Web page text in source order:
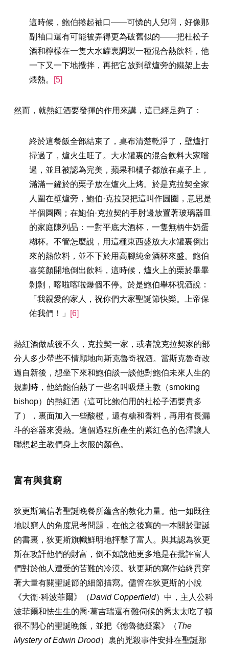
這時候，鮑伯捲起袖口——可憐的人兒啊，好像那
副袖口還有可能被弄得更為破舊似的——把杜松子
酒和檸檬在一隻大水罐裏調製一種混合熱飲料，他
一下又一下地攪拌，再把它放到壁爐旁的鐵架上去
煨熱。
[5]
然而，就熱紅酒要發揮的作用來講，這已經足夠了：
終於這餐飯全部結束了，桌布清楚乾淨了，壁爐打
掃過了，爐火生旺了。大水罐裏的混合飲料大家嚐
過，並且被認為完美，蘋果和橘子都放在桌子上，
滿滿一鏟於的栗子放在爐火上烤。於是克拉契全家
人圍在壁爐旁，鮑伯·克拉契把這叫作圓圈，意思是
半個圓圈；在鮑伯·克拉契的手肘邊放置著玻璃器皿
的家庭陳列品：一對平底大酒杯，一隻無柄牛奶蛋
糊杯。不管怎麼說，用這種東西盛放大水罐裏倒出
來的熱飲料，並不下於用高腳純金酒杯來盛。鮑伯
喜笑顏開地倒出飲料，這時候，爐火上的栗於畢畢
剝剝，喀啦喀啦爆個不停。於是鮑伯舉杯祝酒說：
「我親愛的家人，祝你們大家聖誕節快樂。上帝保
佑我們！」
[6]
熱紅酒做成後不久，克拉契一家，或者說克拉契家的部
分人多少帶些不情願地向斯克魯奇祝酒。當斯克魯奇改
過自新後，想坐下來和鮑伯談一談他對鮑伯未來人生的
規劃時，他給鮑伯熱了一些名叫吸煙主教（smoking
bishop）的熱紅酒（這可比鮑伯用的杜松子酒要貴多
了），裏面加入一些酸橙，還有糖和香料，再用有長漏
斗的容器來燙熱。這個過程所產生的紫紅色的色澤讓人
聯想起主教們身上衣服的顏色。
富有與貧窮
狄更斯篤信著聖誕晚餐所蘊含的教化力量。他一如既往
地以窮人的角度思考問題，在他之後寫的一本關於聖誕
的書裏，狄更斯旗幟鮮明地抨擊了富人。與其認為狄更
斯在攻訐他們的財富，倒不如說他更多地是在批評富人
們對於他人遭受的苦難的冷漠。狄更斯的寫作始終貫穿
著大量有關聖誕節的細節描寫。儘管在狄更斯的小說
《大衛·科波菲爾》（David Copperfield）中，主人公科
波菲爾和怯生生的喬·葛吉瑞還有難伺候的喬太太吃了頓
很不開心的聖誕晚飯，並把《德魯德疑案》（The
Mystery of Edwin Drood）裏的兇殺事件安排在聖誕那